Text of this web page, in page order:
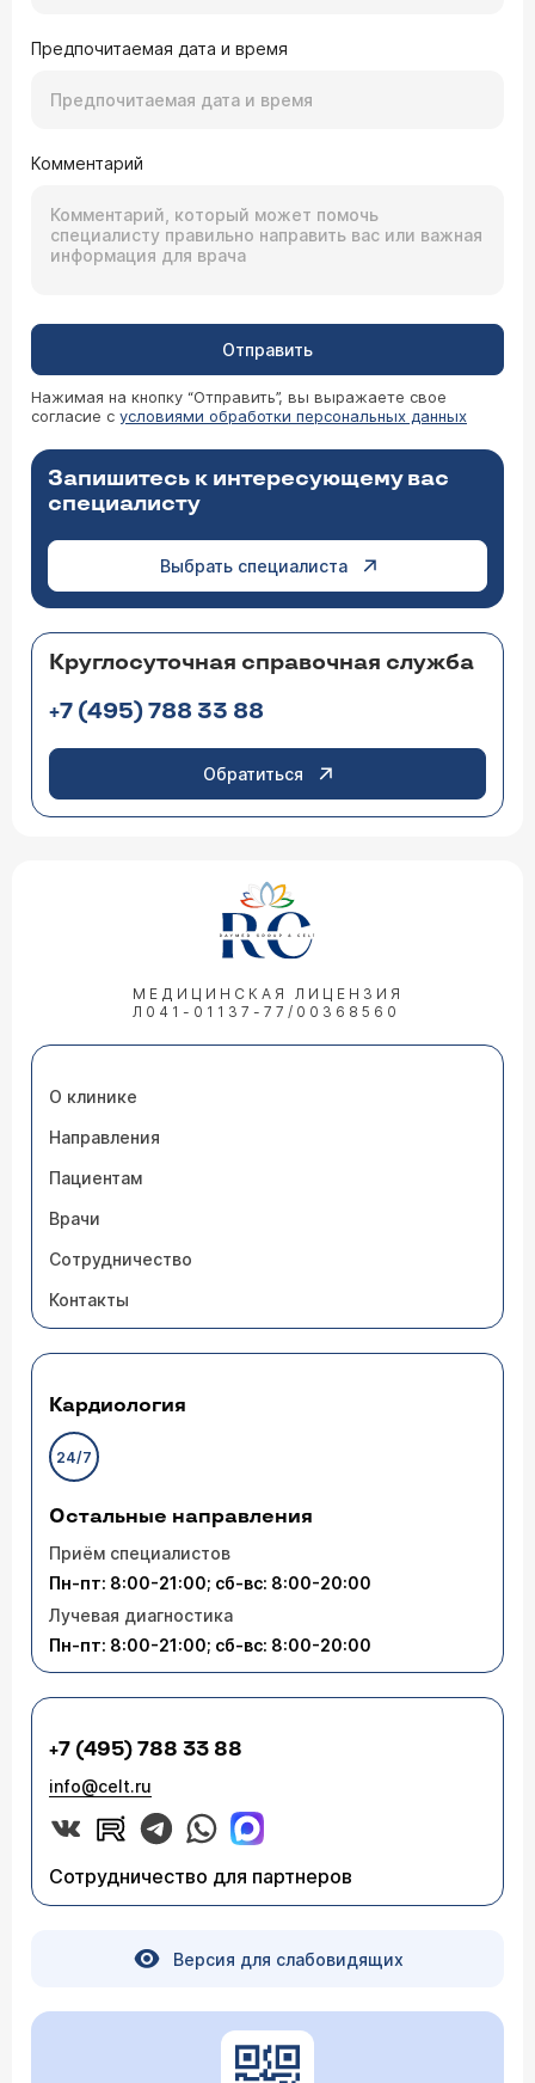
Предпочитаемая дата и время
Комментарий
Отправить
Нажимая на кнопку “Отправить”, вы выражаете свое
согласие с условиями обработки персональных данных
Запишитесь к интересующему вас
специалисту
Выбрать специалиста
Круглосуточная справочная служба
+7 (495) 788 33 88
Обратиться
МЕДИЦИНСКАЯ ЛИЦЕНЗИЯ
Л041-01137-77/00368560
О клинике
Направления
Пациентам
Врачи
Сотрудничество
Контакты
Кардиология
24/7
Остальные направления
Приём специалистов
Пн-пт: 8:00-21:00; сб-вс: 8:00-20:00
Лучевая диагностика
Пн-пт: 8:00-21:00; сб-вс: 8:00-20:00
+7 (495) 788 33 88
info@celt.ru
Сотрудничество для партнеров
Версия для слабовидящих